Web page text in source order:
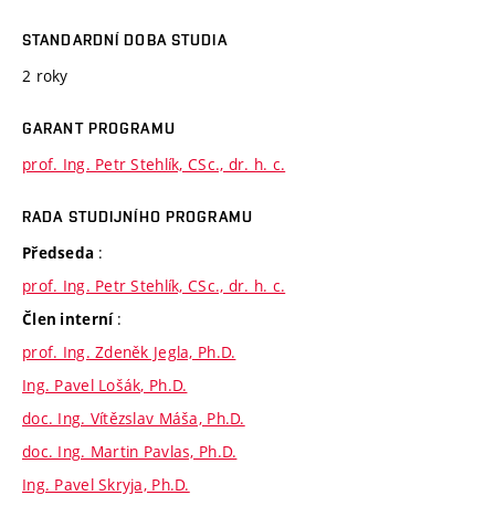
STANDARDNÍ DOBA STUDIA
2 roky
GARANT PROGRAMU
prof. Ing. Petr Stehlík, CSc., dr. h. c.
RADA STUDIJNÍHO PROGRAMU
Předseda :
prof. Ing. Petr Stehlík, CSc., dr. h. c.
Člen interní :
prof. Ing. Zdeněk Jegla, Ph.D.
Ing. Pavel Lošák, Ph.D.
doc. Ing. Vítězslav Máša, Ph.D.
doc. Ing. Martin Pavlas, Ph.D.
Ing. Pavel Skryja, Ph.D.